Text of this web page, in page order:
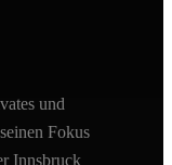
und
Fokus
Innsbruck